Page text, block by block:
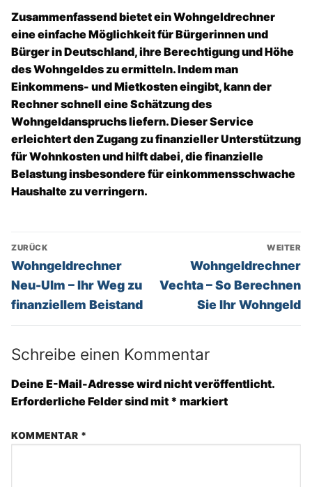
Zusammenfassend bietet ein Wohngeldrechner
eine einfache Möglichkeit für Bürgerinnen und
Bürger in Deutschland, ihre Berechtigung und Höhe
des Wohngeldes zu ermitteln. Indem man
Einkommens- und Mietkosten eingibt, kann der
Rechner schnell eine Schätzung des
Wohngeldanspruchs liefern. Dieser Service
erleichtert den Zugang zu finanzieller Unterstützung
für Wohnkosten und hilft dabei, die finanzielle
Belastung insbesondere für einkommensschwache
Haushalte zu verringern.
Beitragsnavigation
ZURÜCK
Vorheriger
Beitrag:
Wohngeldrechner
Neu-Ulm – Ihr Weg zu
finanziellem Beistand
WEITER
Nächster
Beitrag:
Wohngeldrechner
Vechta – So Berechnen
Sie Ihr Wohngeld
Schreibe einen Kommentar
Deine E-Mail-Adresse wird nicht veröffentlicht.
Erforderliche Felder sind mit * markiert
KOMMENTAR *